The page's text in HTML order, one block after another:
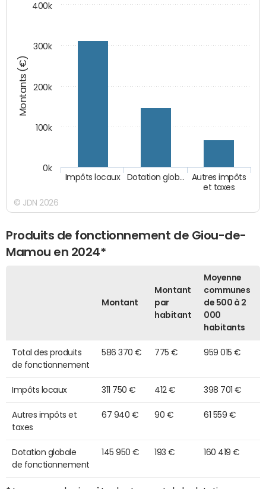
Montants (€)
Autres impôts
et taxes
Dotation glob…
Impôts locaux
0k
100k
200k
300k
400k
© JDN 2026
Produits de fonctionnement de Giou-de-
Mamou en 2024*
Montant
Montant
par
habitant
Moyenne
communes
de 500 à 2
000
habitants
Total des produits
de fonctionnement
586 370 € 775 € 959 015 €
Impôts locaux 311 750 € 412 € 398 701 €
Autres impôts et
taxes
67 940 € 90 € 61 559 €
Dotation globale
de fonctionnement
145 950 € 193 € 160 419 €